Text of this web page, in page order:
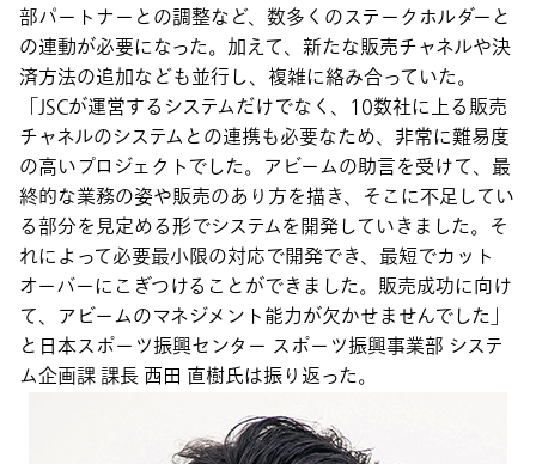
部パートナーとの調整など、数多くのステークホルダーと
の連動が必要になった。加えて、新たな販売チャネルや決
済方法の追加なども並行し、複雑に絡み合っていた。
「JSCが運営するシステムだけでなく、10数社に上る販売
チャネルのシステムとの連携も必要なため、非常に難易度
の高いプロジェクトでした。アビームの助言を受けて、最
終的な業務の姿や販売のあり方を描き、そこに不足してい
る部分を見定める形でシステムを開発していきました。そ
れによって必要最小限の対応で開発でき、最短でカット
オーバーにこぎつけることができました。販売成功に向け
て、アビームのマネジメント能力が欠かせませんでした」
と日本スポーツ振興センター スポーツ振興事業部 システ
ム企画課 課長 西田 直樹氏は振り返った。